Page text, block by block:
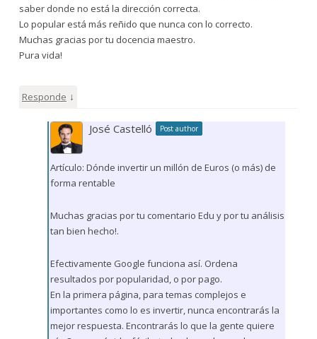
saber donde no está la dirección correcta.
Lo popular está más reñido que nunca con lo correcto.
Muchas gracias por tu docencia maestro.
Pura vida!
Responde ↓
José Castelló Post author
Artículo: Dónde invertir un millón de Euros (o más) de
forma rentable
Muchas gracias por tu comentario Edu y por tu análisis
tan bien hecho!.
Efectivamente Google funciona así. Ordena
resultados por popularidad, o por pago.
En la primera página, para temas complejos e
importantes como lo es invertir, nunca encontrarás la
mejor respuesta. Encontrarás lo que la gente quiere